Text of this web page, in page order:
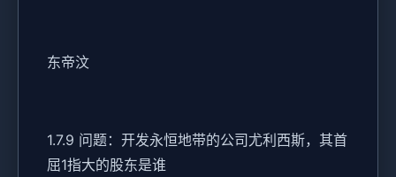
东帝汶
1.7.9 问题：开发永恒地带的公司尤利西斯，其首
屈1指大的股东是谁